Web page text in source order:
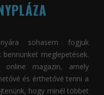
sohasem fogjuk
meglepetések.
magazin, amely
és érthetővé tenni a
hogy minél többet